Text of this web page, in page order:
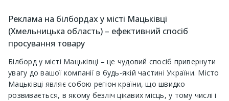
Реклама на білбордах у місті Мацьківці
(Хмельницька область) – ефективний спосіб
просування товару
Білборд у місті Мацьківці – це чудовий спосіб привернути
увагу до вашої компанії в будь-якій частині України. Місто
Мацьківці являє собою регіон країни, що швидко
розвивається, в якому безліч цікавих місць, у тому числі і